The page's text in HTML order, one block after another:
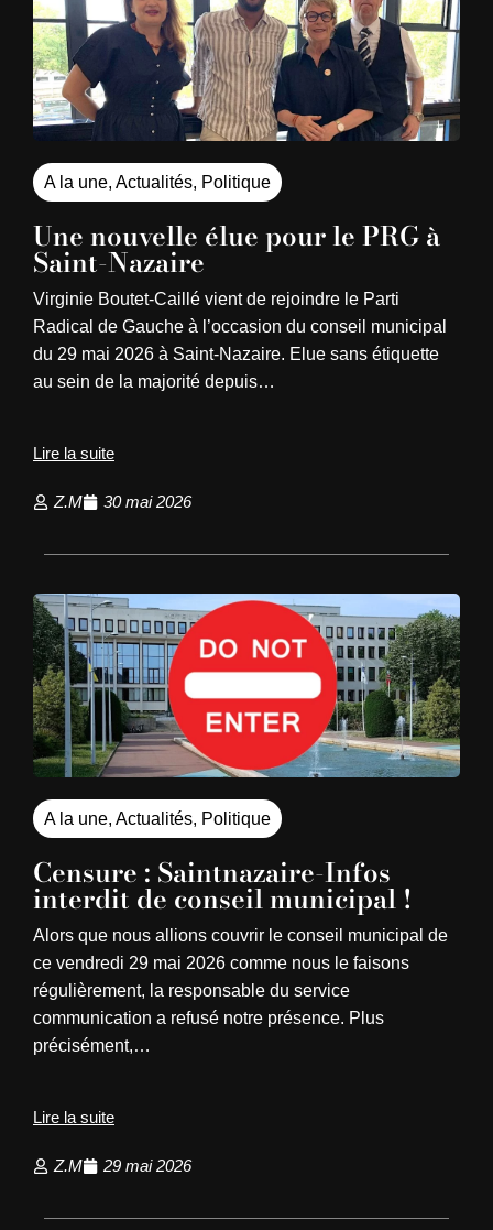
A la une, Actualités, Politique
Une nouvelle élue pour le PRG à
Saint-Nazaire
Virginie Boutet-Caillé vient de rejoindre le Parti
Radical de Gauche à l’occasion du conseil municipal
du 29 mai 2026 à Saint-Nazaire. Elue sans étiquette
au sein de la majorité depuis…
Lire la suite
Z.M 30 mai 2026
A la une, Actualités, Politique
Censure : Saintnazaire-Infos
interdit de conseil municipal !
Alors que nous allions couvrir le conseil municipal de
ce vendredi 29 mai 2026 comme nous le faisons
régulièrement, la responsable du service
communication a refusé notre présence. Plus
précisément,…
Lire la suite
Z.M 29 mai 2026